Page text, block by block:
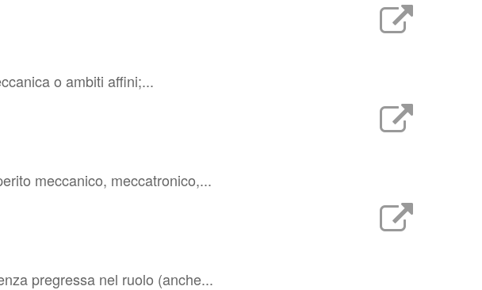
o ambiti affini;...
meccanico, meccatronico,...
pregressa nel ruolo (anche...